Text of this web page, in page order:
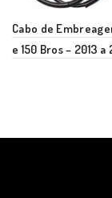
Cabo de
e 150 Bros – 2013 a